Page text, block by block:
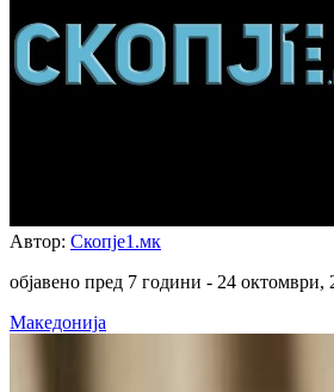
Автор: Скопје1.мк
објавено пред 7 години - 24 октомври,
Македонија